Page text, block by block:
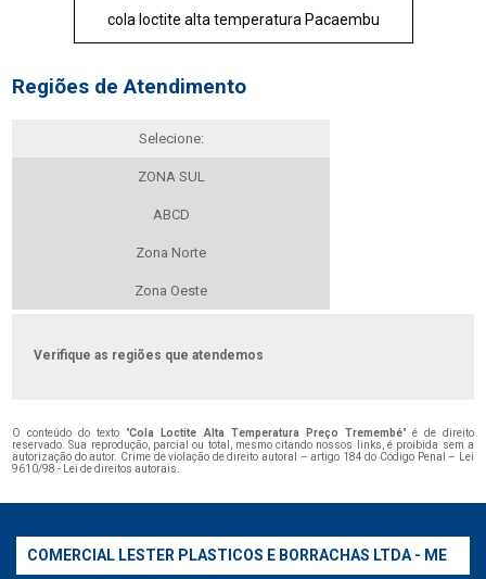
cola loctite alta temperatura Pacaembu
Regiões de Atendimento
Selecione:
ZONA SUL
ABCD
Zona Norte
Zona Oeste
Verifique as regiões que atendemos
O conteúdo do texto "Cola Loctite Alta Temperatura Preço Tremembé" é de direito
reservado. Sua reprodução, parcial ou total, mesmo citando nossos links, é proibida sem a
autorização do autor. Crime de violação de direito autoral – artigo 184 do Código Penal – Lei
9610/98 - Lei de direitos autorais.
COMERCIAL LESTER PLASTICOS E BORRACHAS LTDA - ME